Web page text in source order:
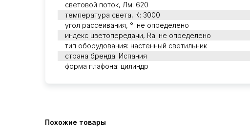
световой поток, Лм: 620
температура света, К: 3000
угол рассеивания, °: не определено
индекс цветопередачи, Ra: не определено
тип оборудования: настенный светильник
страна бренда: Испания
форма плафона: цилиндр
Похожие товары